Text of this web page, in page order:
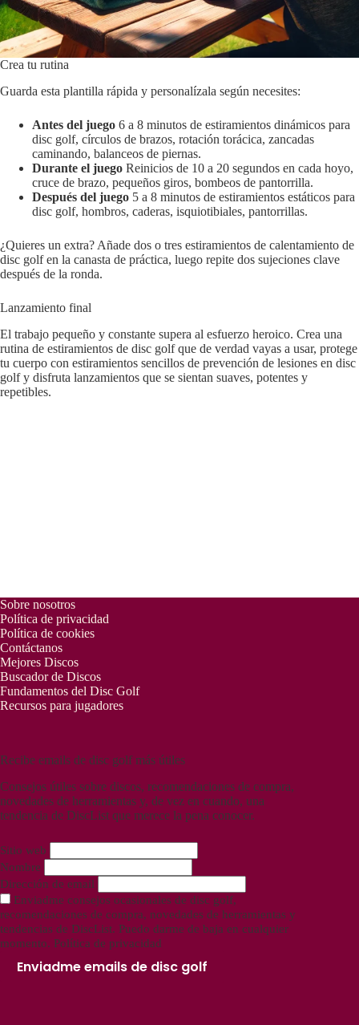
Crea tu rutina
Guarda esta plantilla rápida y personalízala según necesites:
Antes del juego 6 a 8 minutos de estiramientos dinámicos para
disc golf, círculos de brazos, rotación torácica, zancadas
caminando, balanceos de piernas.
Durante el juego Reinicios de 10 a 20 segundos en cada hoyo,
cruce de brazo, pequeños giros, bombeos de pantorrilla.
Después del juego 5 a 8 minutos de estiramientos estáticos para
disc golf, hombros, caderas, isquiotibiales, pantorrillas.
¿Quieres un extra? Añade dos o tres estiramientos de calentamiento de
disc golf en la canasta de práctica, luego repite dos sujeciones clave
después de la ronda.
Lanzamiento final
El trabajo pequeño y constante supera al esfuerzo heroico. Crea una
rutina de estiramientos de disc golf que de verdad vayas a usar, protege
tu cuerpo con estiramientos sencillos de prevención de lesiones en disc
golf y disfruta lanzamientos que se sientan suaves, potentes y
repetibles.
Sobre nosotros
Política de privacidad
Política de cookies
Contáctanos
Mejores Discos
Buscador de Discos
Fundamentos del Disc Golf
Recursos para jugadores
Recibe emails de disc golf más útiles
Consejos útiles sobre discos, recomendaciones de compra,
novedades de herramientas y, de vez en cuando, una
tendencia de DiscList que merece la pena conocer.
Sitio web
Nombre
Dirección de email
Enviadme consejos ocasionales de disc golf,
recomendaciones de compra, novedades de herramientas y
tendencias de DiscList. Puedo darme de baja en cualquier
momento. Política de privacidad
Enviadme emails de disc golf